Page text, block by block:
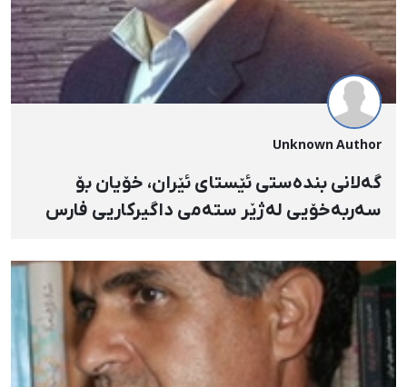
Unknown Author
گەلانی بندەستی ئێستای ئێران، خۆیان بۆ
سەربەخۆیی لەژێر ستەمی داگیرکاریی فارس